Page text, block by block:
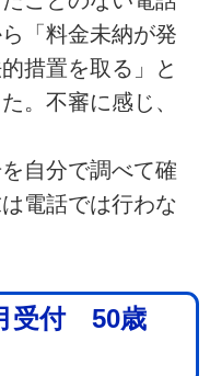
「料金未納が発
措置を取る」と
。不審に感じ、
自分で調べて確
電話では行わな
受付 50歳